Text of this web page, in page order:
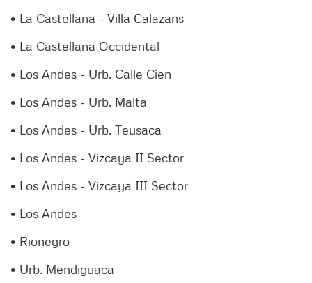
• La Castellana - Villa Calazans
• La Castellana Occidental
• Los Andes - Urb. Calle Cien
• Los Andes - Urb. Malta
• Los Andes - Urb. Teusaca
• Los Andes - Vizcaya II Sector
• Los Andes - Vizcaya III Sector
• Los Andes
• Rionegro
• Urb. Mendiguaca